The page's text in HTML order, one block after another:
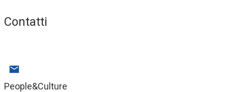
Contatti
People&Culture